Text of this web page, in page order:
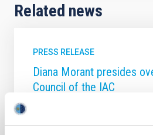
Related news
PRESS RELEASE
Diana Morant presides
Council of the IAC
The Minister of Science and
morning, over the annual